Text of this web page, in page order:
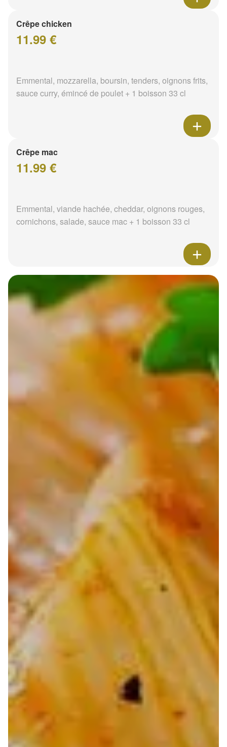
Crêpe chicken
11.99 €
Emmental, mozzarella, boursin, tenders, oignons frits,
sauce curry, émincé de poulet + 1 boisson 33 cl
Crêpe mac
11.99 €
Emmental, viande hachée, cheddar, oignons rouges,
cornichons, salade, sauce mac + 1 boisson 33 cl